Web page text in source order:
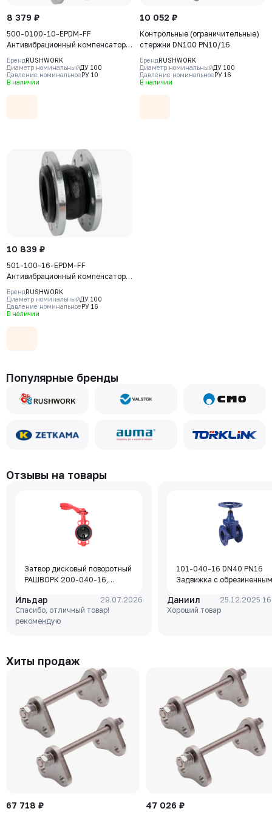
8 379 ₽
500-0100-10-EPDM-FF
Антивибрационный компенсатор
фланцевый Rushwork, DN100
PN10, Т макс 110С
БрендRUSHWORK
Диаметр номинальныйДУ 100
Давление номинальноеРУ 10
В наличии
10 052 ₽
Контрольные (ограничительные)
стержни DN100 PN10/16
БрендRUSHWORK
Диаметр номинальныйДУ 100
Давление номинальноеРУ 16
В наличии
10 839 ₽
501-100-16-EPDM-FF
Антивибрационный компенсатор
фланцевый Rushwork, DN100
PN16, Т макс 110С
БрендRUSHWORK
Диаметр номинальныйДУ 100
Давление номинальноеРУ 16
В наличии
Популярные бренды
Отзывы на товары
Затвор дисковый поворотный
РАШВОРК 200-040-16,
250 (GG25), диск - GJS-400-
15 (GGG40), уплотнение -
EPDM, М/Ф, рукоятка
Ильдар
29.07.2026
Спасибо, отличный товар!
рекомендую
101-040-16 DN40 PN16
Задвижка с обрезиненным
чугун, клин-EPDM,
Tmax=110°C Ф/Ф
Даниил
25.12.2025
Хороший товар
Хиты продаж
67 718 ₽ 47 026 ₽